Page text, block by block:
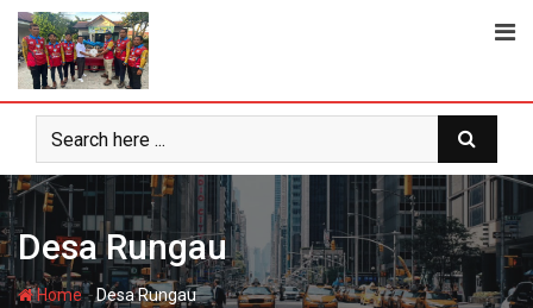
Skip
content
Desa Rungau
Home-Desa Rungau